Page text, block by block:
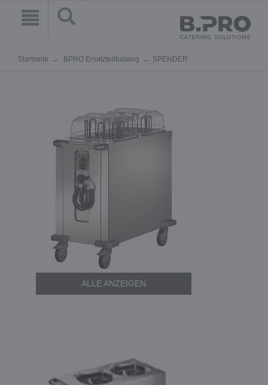
Startseite BPRO Ersatzteilkatalog SPENDER
ALLE ANZEIGEN